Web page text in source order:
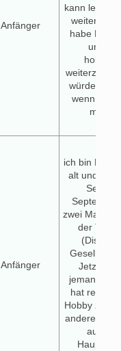
Anfänger
kann leider
habe Lust
und
würde
wenn sich
meldet
Anfänger
ich bin Nina,
alt und
Seit
zwei Mal die
der
Jetzt
jemanden,
hat
Hobby zu
andere
auch